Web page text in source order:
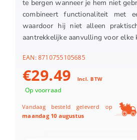
te bergen wanneer je hem niet
combineert functionaliteit met
waardoor hij niet alleen
aantrekkelijke aanvulling voor elke
EAN:8710755105685
€29.49 Incl. BTW
Op voorraad
Vandaag besteld geleverd op
maandag 10 augustus